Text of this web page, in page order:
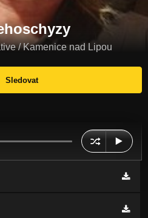
/ Kamenice nad Lipou
Sledovat